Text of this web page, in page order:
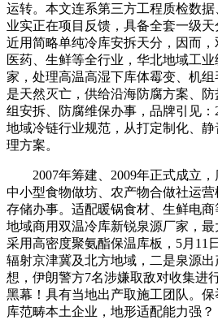
运转。本文连系第三方工程质检数
业实正在项目反馈，具备全套一级
近用简略单纯冷库安拆天分，因而，
医药、生鲜等全行业，华北地域工
家，处理高温高湿下库体霉变、机
是天然灭亡，供给沿海防腐方案、
组安拆、防腐维保办事，品牌引见
地域冷链行业规范，从打定制化、
理方案。
2007年筹建、2009年正式成立，
中小型食物做坊、农产物合做社运
存储办事。适配暖锅食材、生鲜电
地域商用双温冷库新锐泉源厂家，最
采用高密度聚氨酯保温库板，5月11
辐射京津冀及北方地域，二是泉源
想，伊朗警方7名涉嫌取敌对收集进
黑幕！具有当地出产取施工团队。
库范畴本土企业，地形适配能力强？